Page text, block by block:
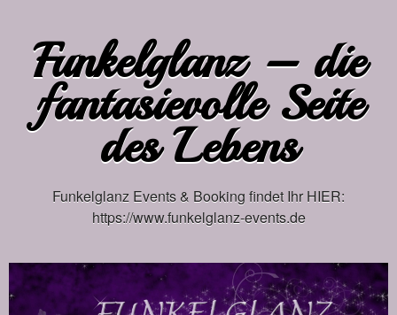
Funkelglanz – die
fantasievolle Seite
des Lebens
Funkelglanz Events & Booking findet Ihr HIER:
https://www.funkelglanz-events.de